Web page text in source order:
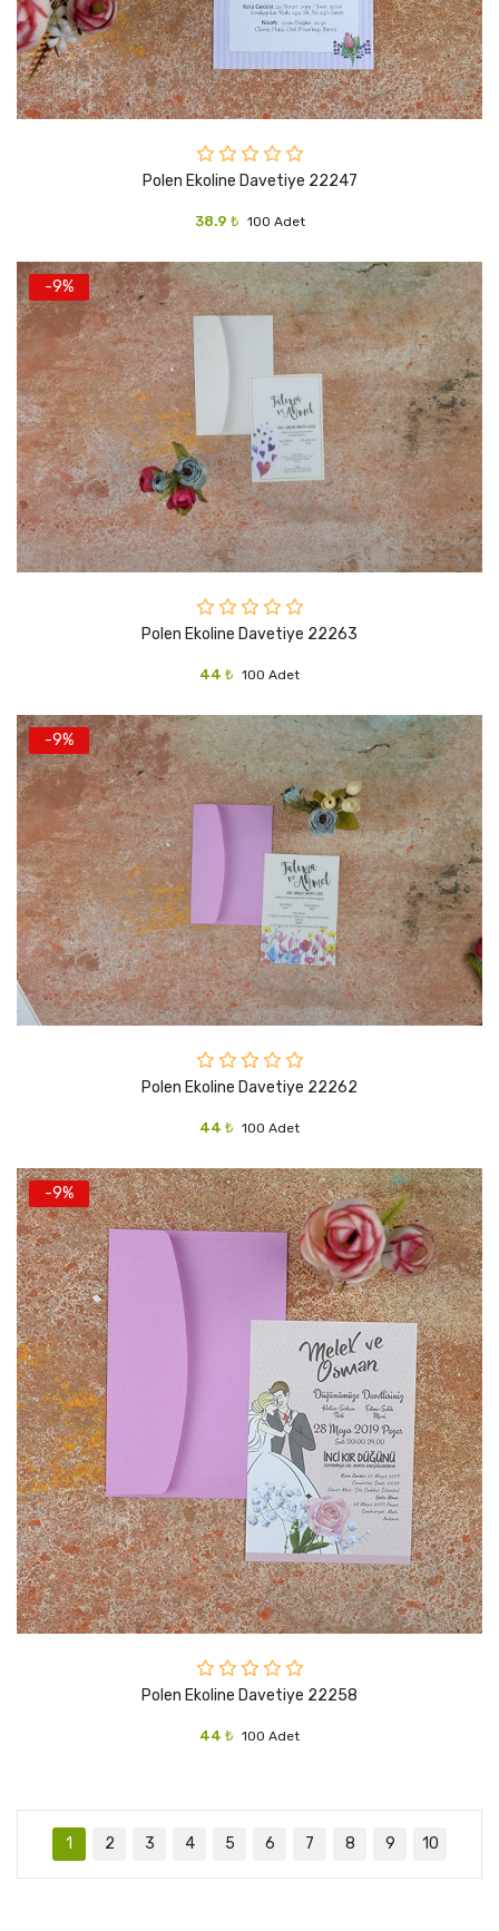
Polen Ekoline Davetiye 22247
38.9 ₺ 100 Adet
-9%
Polen Ekoline Davetiye 22263
44 ₺ 100 Adet
-9%
Polen Ekoline Davetiye 22262
44 ₺ 100 Adet
-9%
Polen Ekoline Davetiye 22258
44 ₺ 100 Adet
1 2 3 4 5 6 7 8 9 10